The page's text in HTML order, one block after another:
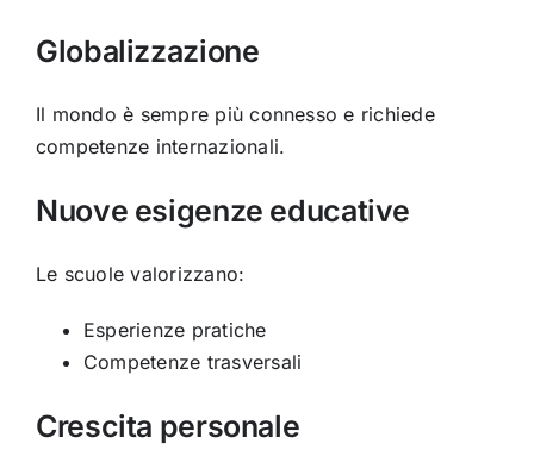
Globalizzazione
Il mondo è sempre più connesso e richiede
competenze internazionali.
Nuove esigenze educative
Le scuole valorizzano:
Esperienze pratiche
Competenze trasversali
Crescita personale